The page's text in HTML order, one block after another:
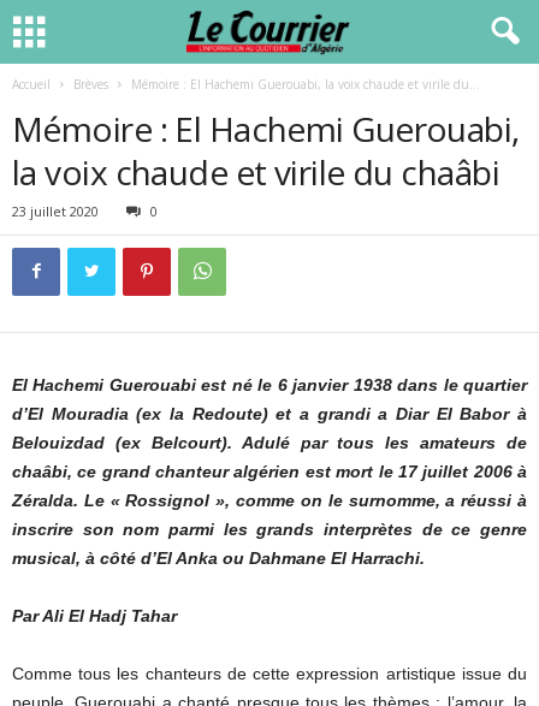
Accueil Brèves Mémoire : El Hachemi Guerouabi, la voix chaude et virile du...
Mémoire : El Hachemi Guerouabi,
la voix chaude et virile du chaâbi
23 juillet 2020 0
El Hachemi Guerouabi est né le 6 janvier 1938 dans le quartier
d’El Mouradia (ex la Redoute) et a grandi a Diar El Babor à
Belouizdad (ex Belcourt). Adulé par tous les amateurs de
chaâbi, ce grand chanteur algérien est mort le 17 juillet 2006 à
Zéralda. Le « Rossignol », comme on le surnomme, a réussi à
inscrire son nom parmi les grands interprètes de ce genre
musical, à côté d’El Anka ou Dahmane El Harrachi.
Par Ali El Hadj Tahar
Comme tous les chanteurs de cette expression artistique issue du